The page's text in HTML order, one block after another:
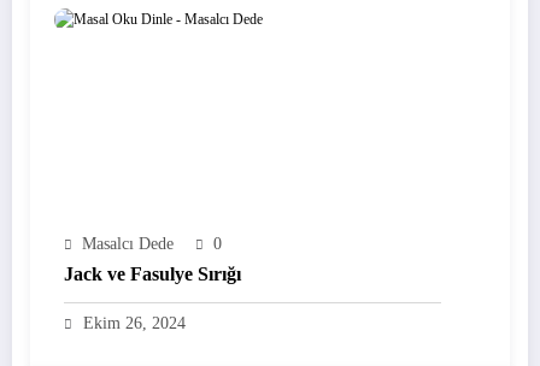
Masalcı Dede 0
Jack ve Fasulye Sırığı
Ekim 26, 2024